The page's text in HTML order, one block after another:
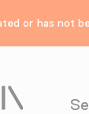
or has not